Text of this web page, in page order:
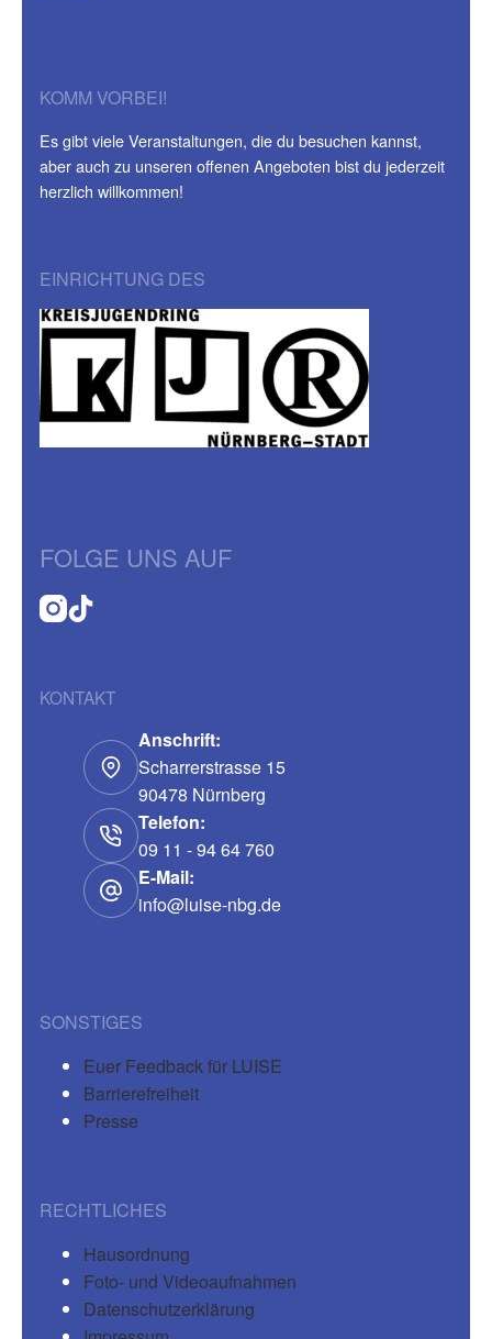
KOMM VORBEI!
Es gibt viele Veranstaltungen, die du besuchen kannst,
aber auch zu unseren offenen Angeboten bist du jederzeit
herzlich willkommen!
EINRICHTUNG DES
FOLGE UNS AUF
KONTAKT
Anschrift:
Scharrerstrasse 15
90478 Nürnberg
Telefon:
09 11 - 94 64 760
E-Mail:
info@luise-nbg.de
SONSTIGES
Euer Feedback für LUISE
Barrierefreiheit
Presse
RECHTLICHES
Hausordnung
Foto- und Videoaufnahmen
Datenschutzerklärung